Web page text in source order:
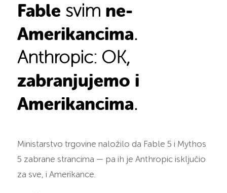
Fable svim ne-
Amerikancima.
Anthropic: OK,
zabranjujemo i
Amerikancima.
Ministarstvo trgovine naložilo da Fable 5 i Mythos
5 zabrane strancima — pa ih je Anthropic isključio
za sve, i Amerikance.